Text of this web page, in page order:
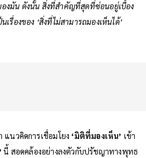
งมัน ดังนั้น สิ่งที่สำคัญที่สุดที่ซ่อนอยู่เบื้อง
เรื่องของ ‘สิ่งที่ไม่สามารถมองเห็นได้’
แนวคิดการเชื่อมโยง ‘มิติที่มองเห็น’ เข้า
นี้ สอดคล้องอย่างลงตัวกับปรัชญาทางพุทธ